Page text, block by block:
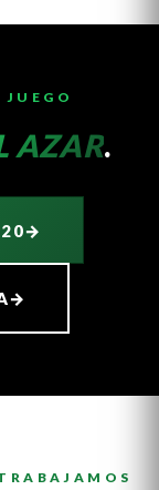
AZAR.
→
→